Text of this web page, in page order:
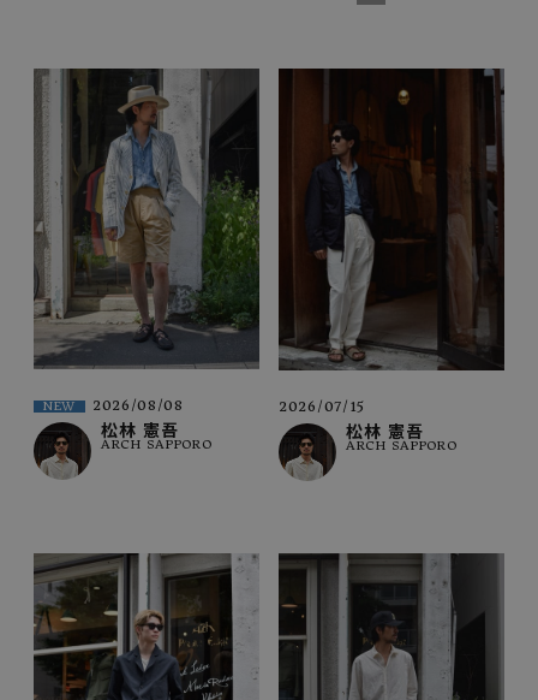
ご利用ガイド
プライバシーポリシー
特定商取引法について
お問い合わせ
OFFICIAL WEB SITE
ACCOUNT MENU
ようこそ ゲスト 様
meeting_room ログイン 会員登録
NEW 2026/08/08
松林 憲吾
ARCH SAPPORO
2026/07/15
松林 憲吾
ARCH SAPPORO